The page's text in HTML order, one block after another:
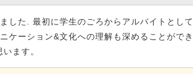
した. 最初に学生のごろからアルバイトとして
ケーション&文化への理解も深めることができ
ます。